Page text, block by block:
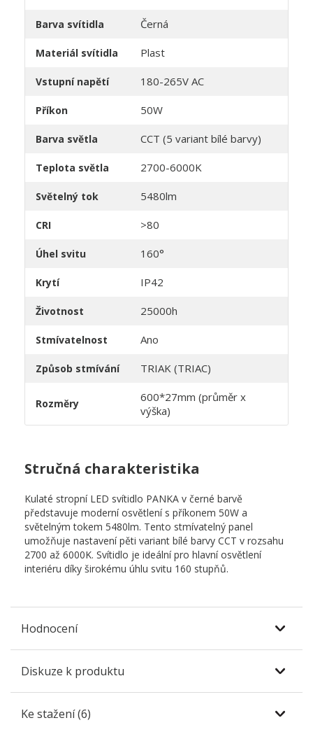
Barva svítidla Černá
Materiál svítidla Plast
Vstupní napětí 180-265V AC
Příkon 50W
Barva světla CCT (5 variant bílé barvy)
Teplota světla 2700-6000K
Světelný tok 5480lm
CRI >80
Úhel svitu 160°
Krytí IP42
Životnost 25000h
Stmívatelnost Ano
Způsob stmívání TRIAK (TRIAC)
Rozměry
600*27mm (průměr x
výška)
Stručná charakteristika
Kulaté stropní LED svítidlo PANKA v černé barvě
představuje moderní osvětlení s příkonem 50W a
světelným tokem 5480lm. Tento stmívatelný panel
umožňuje nastavení pěti variant bílé barvy CCT v rozsahu
2700 až 6000K. Svítidlo je ideální pro hlavní osvětlení
interiéru díky širokému úhlu svitu 160 stupňů.
Hodnocení
Diskuze k produktu
Ke stažení (6)